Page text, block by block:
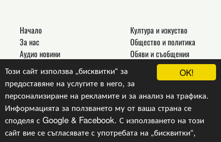
OK!
Този сайт използва „бисквитки“ за
предоставяне на услугите в него, за
персонализиране на рекламите и за анализ на трафика.
Информацията за ползването му от ваша страна се
споделя с Google & Facebook. С използването на този
сайт вие се съгласявате с употребата на „бисквитки“,
Начало
За нас
Аудио новини
Връзки
Контакти
Култура и изкуство
Общество и политика
Обяви и съобщения
Новини
Други
Copyright © 2024, v.1.0,Радио Русе, Уеб Дизайн и